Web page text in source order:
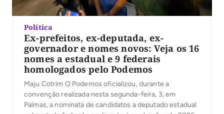
Política
Ex-prefeitos, ex-deputada, ex-
governador e nomes novos: Veja os 16
nomes a estadual e 9 federais
homologados pelo Podemos
Maju Cotrim O Podemos oficializou, durante a
convenção realizada nesta segunda-feira, 3, em
Palmas, a nominata de candidatos a deputado estadual